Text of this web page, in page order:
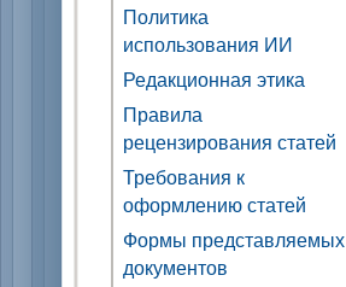
Политика
использования ИИ
Редакционная этика
Правила
рецензирования статей
Требования к
оформлению статей
Формы представляемых
документов